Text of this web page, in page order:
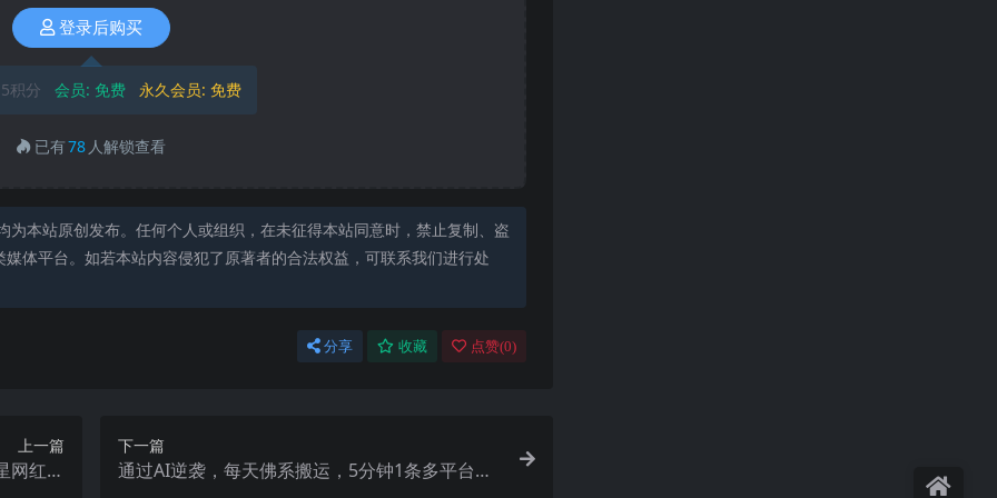
登录后购买
5积分 会员: 免费 永久会员: 免费
已有78 人解锁查看
本站原创发布。任何个人或组织，在未征得本站同意时，禁止复制、盗
体平台。如若本站内容侵犯了原著者的合法权益，可联系我们进行处
分享 收藏 点赞(0)
上一篇
网红助
下一篇
通过AI逆袭，每天佛系搬运，5分钟1条多平台矩